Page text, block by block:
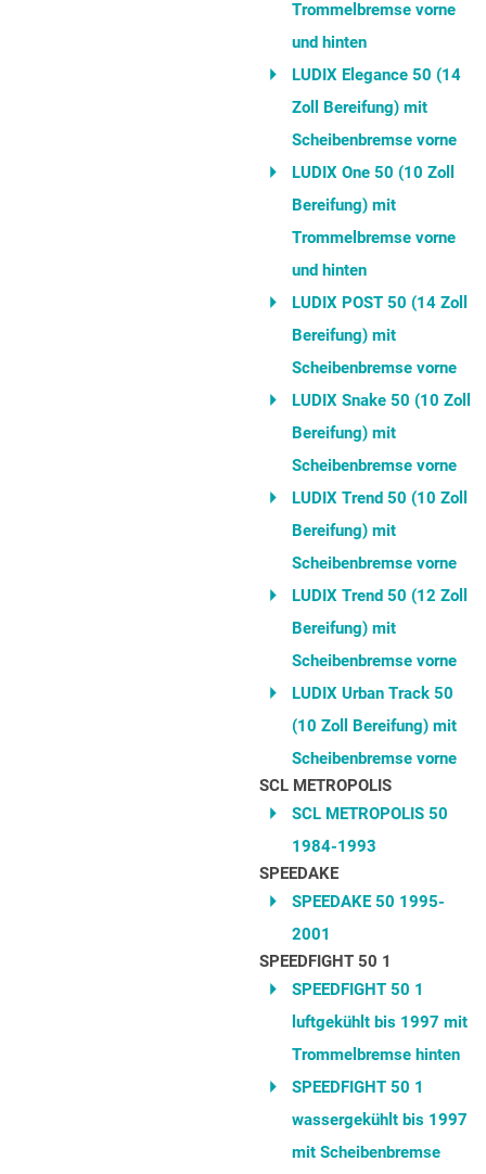
Trommelbremse vorne
und hinten
LUDIX Elegance 50 (14
Zoll Bereifung) mit
Scheibenbremse vorne
LUDIX One 50 (10 Zoll
Bereifung) mit
Trommelbremse vorne
und hinten
LUDIX POST 50 (14 Zoll
Bereifung) mit
Scheibenbremse vorne
LUDIX Snake 50 (10 Zoll
Bereifung) mit
Scheibenbremse vorne
LUDIX Trend 50 (10 Zoll
Bereifung) mit
Scheibenbremse vorne
LUDIX Trend 50 (12 Zoll
Bereifung) mit
Scheibenbremse vorne
LUDIX Urban Track 50
(10 Zoll Bereifung) mit
Scheibenbremse vorne
SCL METROPOLIS
SCL METROPOLIS 50
1984-1993
SPEEDAKE
SPEEDAKE 50 1995-
2001
SPEEDFIGHT 50 1
SPEEDFIGHT 50 1
luftgekühlt bis 1997 mit
Trommelbremse hinten
SPEEDFIGHT 50 1
wassergekühlt bis 1997
mit Scheibenbremse